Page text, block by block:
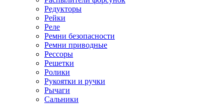
Редукторы
Рейки
Реле
Ремни безопасности
Ремни приводные
Рессоры
Решетки
Ролики
Рукоятки и ручки
Рычаги
Сальники